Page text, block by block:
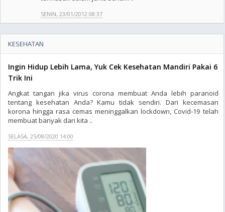
SENIN, 23/01/2012 08:37
KESEHATAN
Ingin Hidup Lebih Lama, Yuk Cek Kesehatan Mandiri Pakai 6
Trik Ini
Angkat tangan jika virus corona membuat Anda lebih paranoid
tentang kesehatan Anda? Kamu tidak sendiri. Dari kecemasan
korona hingga rasa cemas meninggalkan lockdown, Covid-19 telah
membuat banyak dari kita ..
SELASA, 25/08/2020 14:00